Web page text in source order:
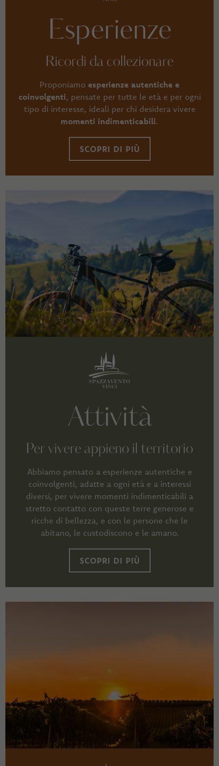
Esperienze
Ricordi da collezionare
Proponiamo esperienze autentiche e
coinvolgenti, pensate per tutte le età e per ogni
tipo di interesse, ideali per chi desidera vivere
momenti indimenticabili.
SCOPRI DI PIÙ
Attività
Per vivere appieno il territorio
Abbiamo pensato a esperienze autentiche e
coinvolgenti, adatte a ogni età e a interessi
diversi, per vivere momenti indimenticabili a
stretto contatto con queste terre generose e
ricche di bellezza, e con le persone che le
abitano, le custodiscono e le amano.
SCOPRI DI PIÙ